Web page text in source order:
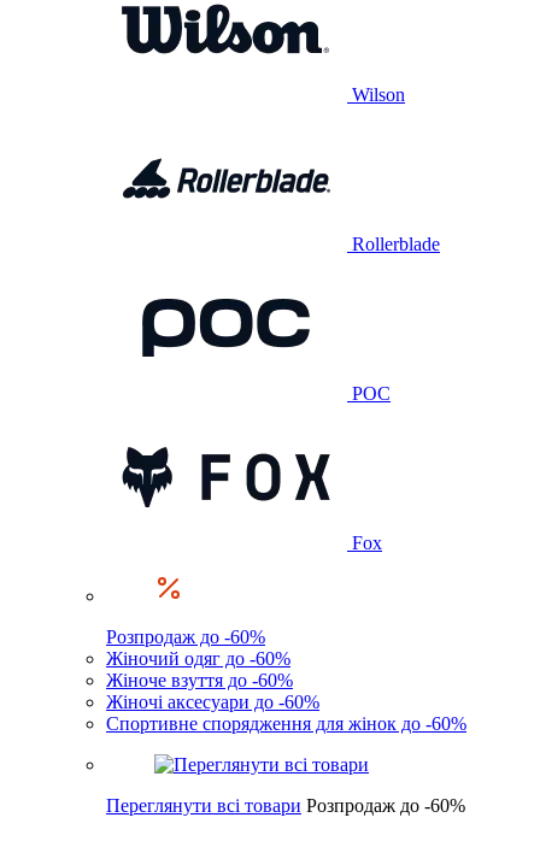
Wilson
Rollerblade
POC
Fox
Розпродаж до -60%
Жіночий одяг до -60%
Жіноче взуття до -60%
Жіночі аксесуари до -60%
Спортивне спорядження для жінок до -60%
Переглянути всі товари Розпродаж до -60%